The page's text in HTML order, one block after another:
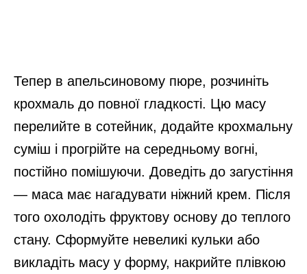
Тепер в апельсиновому пюре, розчиніть
крохмаль до повної гладкості. Цю масу
перелийте в сотейник, додайте крохмальну
суміш і прогрійте на середньому вогні,
постійно помішуючи. Доведіть до загустіння
— маса має нагадувати ніжний крем. Після
того охолодіть фруктову основу до теплого
стану. Сформуйте невеликі кульки або
викладіть масу у форму, накрийте плівкою